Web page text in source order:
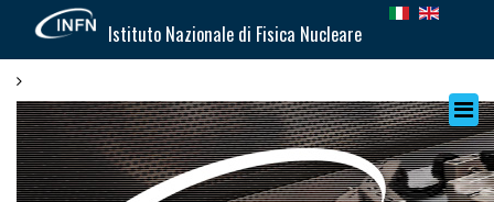
Istituto Nazionale di Fisica Nucleare